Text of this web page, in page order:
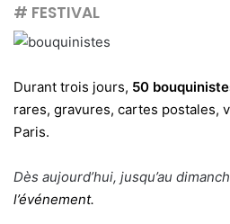
# FESTIVAL
Durant trois jours, 50
rares, gravures, cartes postales,
Paris.
Dès aujourd’hui, jusqu’au
l’événement.